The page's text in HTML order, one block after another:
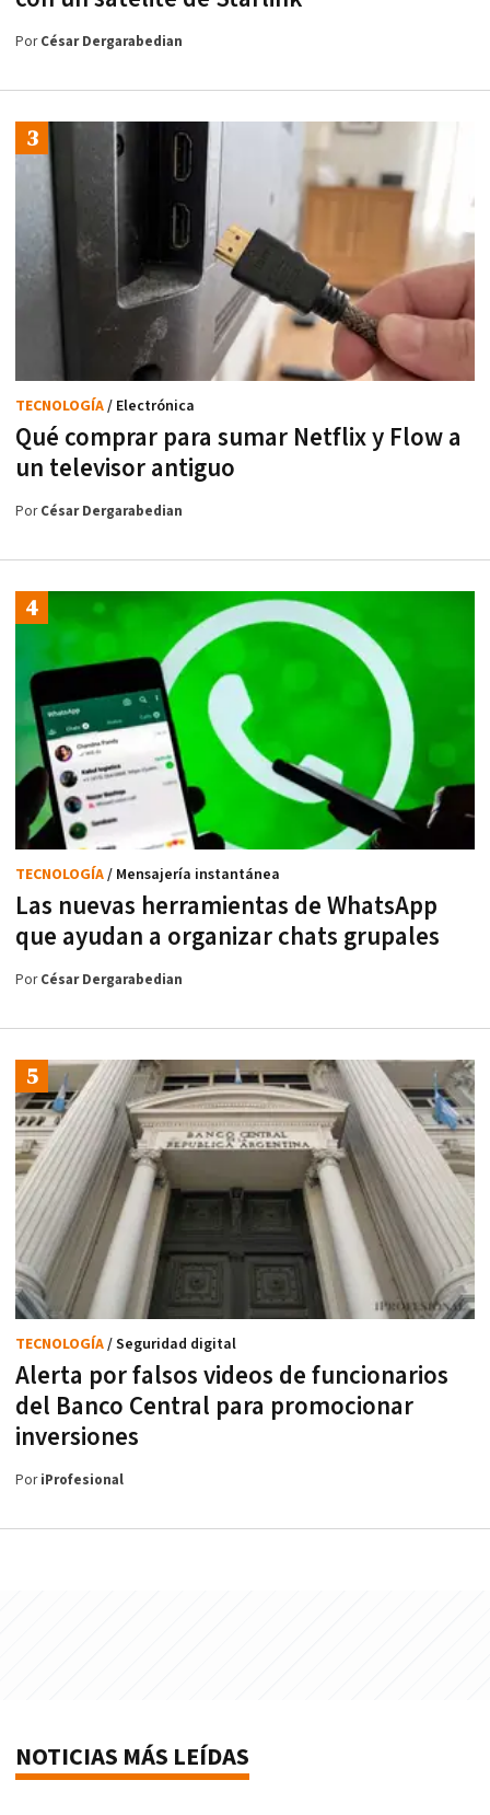
PorCésar Dergarabedian
Qué comprar para sumar Netflix y Flow a
un televisor antiguo
TECNOLOGÍA/ Electrónica
PorCésar Dergarabedian
Las nuevas herramientas de WhatsApp
que ayudan a organizar chats grupales
TECNOLOGÍA/ Mensajería instantánea
PorCésar Dergarabedian
Alerta por falsos videos de funcionarios
del Banco Central para promocionar
inversiones
TECNOLOGÍA/ Seguridad digital
PoriProfesional
NOTICIAS MÁS LEÍDAS